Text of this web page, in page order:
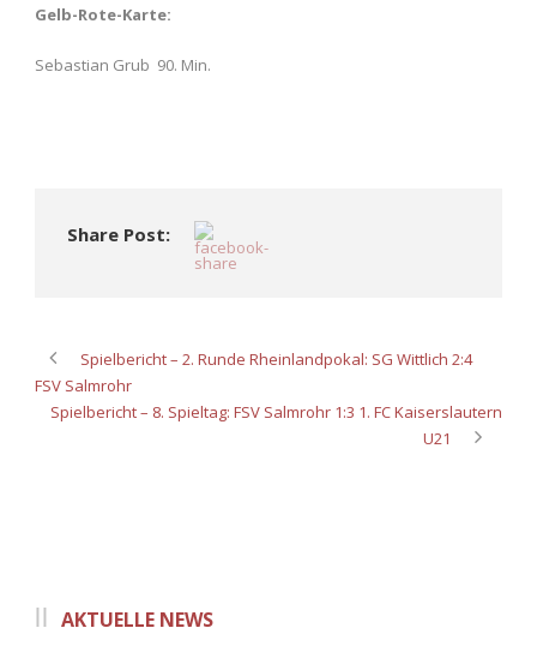
Gelb-Rote-Karte:
Sebastian Grub 90. Min.
Share Post:
Spielbericht – 2. Runde Rheinlandpokal: SG Wittlich 2:4
FSV Salmrohr
Spielbericht – 8. Spieltag: FSV Salmrohr 1:3 1. FC Kaiserslautern
U21
AKTUELLE NEWS